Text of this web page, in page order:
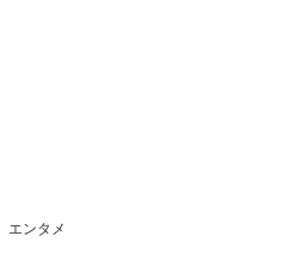
エンタメ